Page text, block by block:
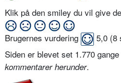
Klik på den smiley du vil give
Brugernes vurdering 5,0 (8
Siden er blevet set 1.770
kommentarer herunder.